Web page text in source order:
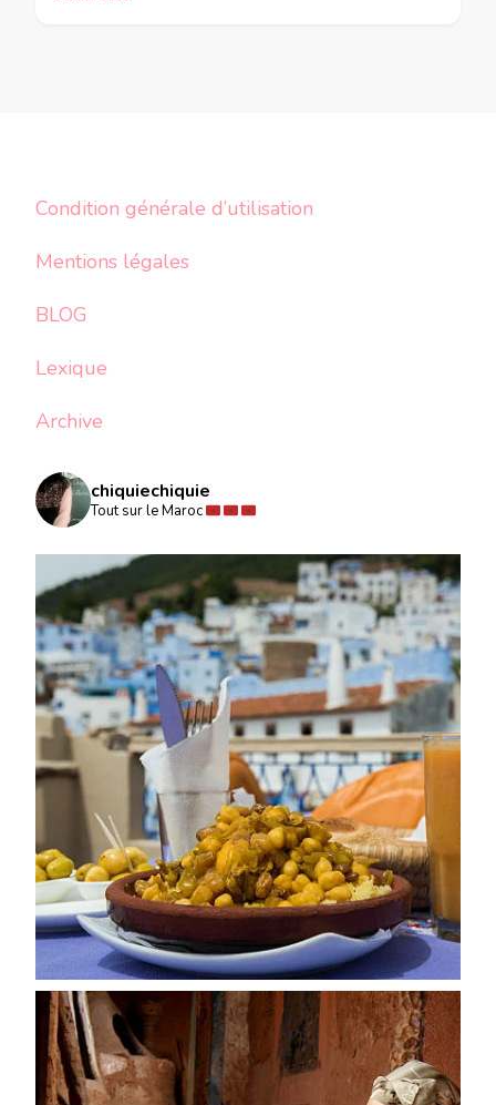
Condition générale d’utilisation
Mentions légales
BLOG
Lexique
Archive
chiquiechiquie
Tout sur le Maroc